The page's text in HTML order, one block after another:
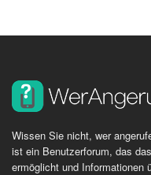
Wissen Sie nicht, wer
ist ein Benutzerforum, das
ermöglicht und Informationen